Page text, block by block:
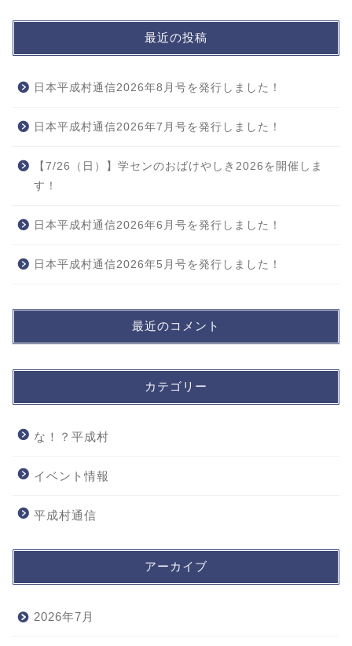
最近の投稿
日本平成村通信2026年8月号を発行しました！
日本平成村通信2026年7月号を発行しました！
【7/26（日）】学センのおばけやしき2026を開催しま
す！
日本平成村通信2026年6月号を発行しました！
日本平成村通信2026年5月号を発行しました！
最近のコメント
カテゴリー
な！？平成村
イベント情報
平成村通信
アーカイブ
2026年7月